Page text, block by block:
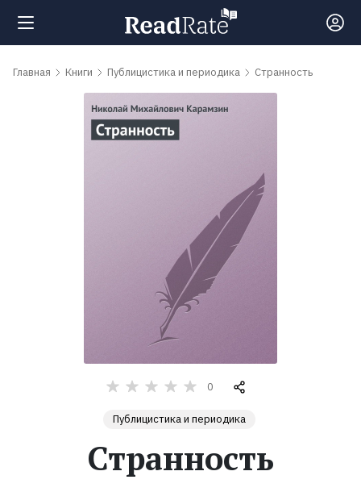
Поиск
Главная Книги Публицистика и периодика Странность
0
Публицистика и периодика
Странность